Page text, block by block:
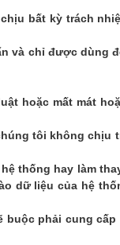
bất kỳ trách
và chỉ được dùng
hoặc mất mát
tôi không chịu
thống hay làm
dữ liệu của hệ
phải cung